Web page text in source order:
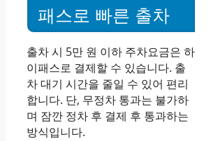
패스로 빠른 출차
출차 시 5만 원 이하 주차요금은 하
이패스로 결제할 수 있습니다. 출
차 대기 시간을 줄일 수 있어 편리
합니다. 단, 무정차 통과는 불가하
며 잠깐 정차 후 결제 후 통과하는
방식입니다.